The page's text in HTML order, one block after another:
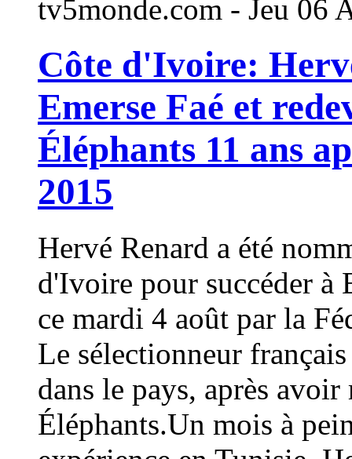
tv5monde.com - Jeu 06
Côte d'Ivoire:
Emerse Faé et
Éléphants 11 ans
2015
Hervé Renard a été
d'Ivoire pour succéder à
ce mardi 4 août par la
Le sélectionneur
dans le pays, après
Éléphants.Un mois à